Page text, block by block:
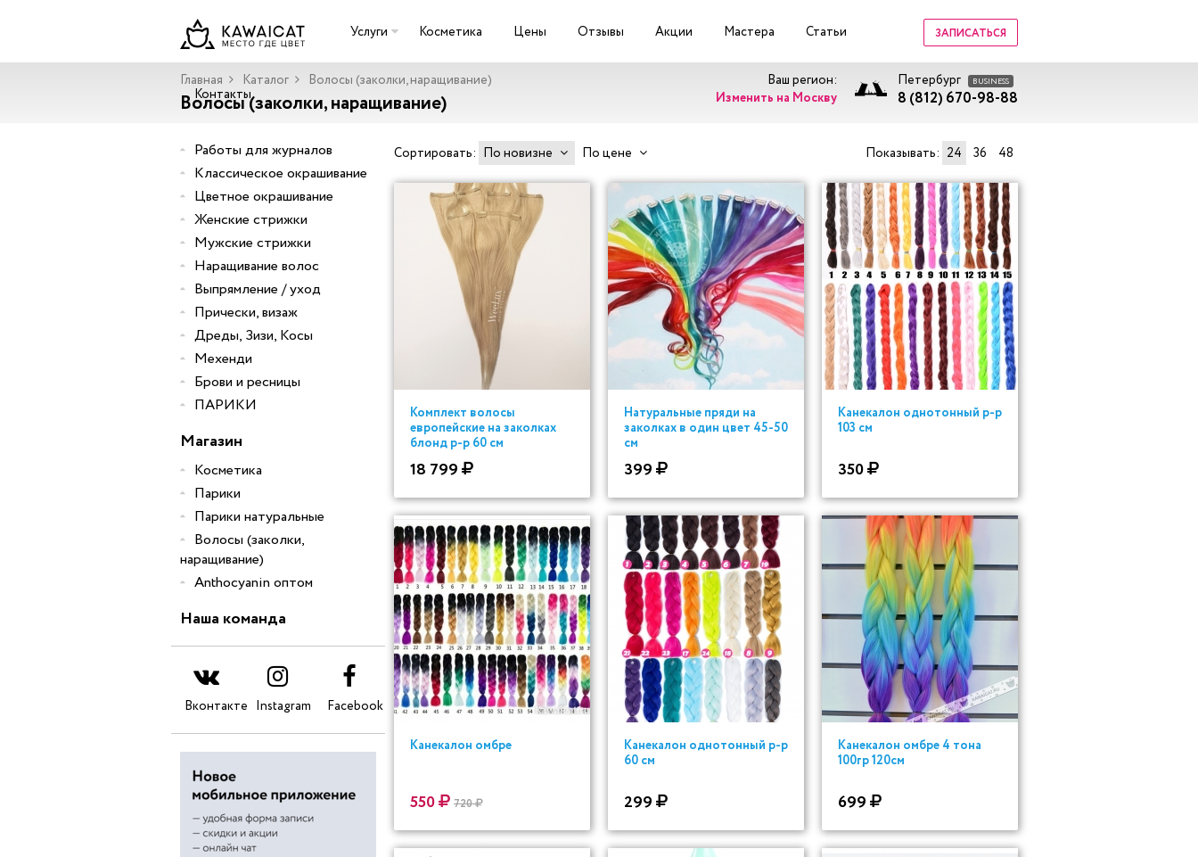
ЗАПИСАТЬСЯ
Услуги Косметика Цены Отзывы Акции Мастера Статьи
Контакты
Ваш регион:
Изменить на Москву
Петербург BUSINESS
8 (812) 670-98-88
Главная Каталог Волосы (заколки, наращивание)
Волосы (заколки, наращивание)
Работы для журналов
Классическое окрашивание
Цветное окрашивание
Женские стрижки
Мужские стрижки
Наращивание волос
Выпрямление / уход
Прически, визаж
Дреды, Зизи, Косы
Мехенди
Брови и ресницы
ПАРИКИ
Магазин
Косметика
Парики
Парики натуральные
Волосы (заколки,
наращивание)
Anthocyanin оптом
Наша команда
Вконтакте Instagram Facebook
Показывать: 24 36 48
Сортировать: По новизне По цене
Комплект волосы
европейские на заколках
блонд р-р 60 см
18 799
Натуральные пряди на
заколках в один цвет 45-50
см
399
Канекалон однотонный р-р
103 см
350
Канекалон омбре
550 720
Канекалон однотонный р-р
60 см
299
Канекалон омбре 4 тона
100гр 120см
699